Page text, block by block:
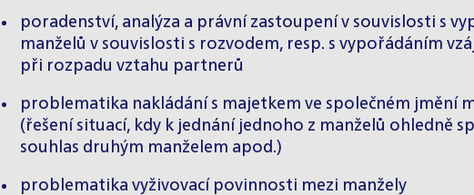
poradenství, analýza a právní zastoupení v souvislosti s
manželů v souvislosti s rozvodem, resp. s vypořádáním
při rozpadu vztahu partnerů
problematika nakládání s majetkem ve společném jmění
(řešení situací, kdy k jednání jednoho z manželů ohledně
souhlas druhým manželem apod.)
problematika vyživovací povinnosti mezi manžely